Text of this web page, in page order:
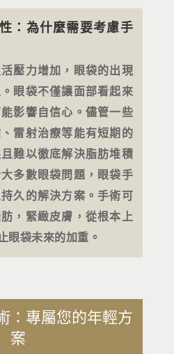
：為什麼需要考慮手
壓力增加，眼袋的出現
眼袋不僅讓面部看起來
影響自信心。儘管一些
雷射治療等能有短期的
難以徹底解決脂肪堆積
多數眼袋問題，眼袋手
久的解決方案。手術可
，緊緻皮膚，從根本上
眼袋未來的加重。
：專屬您的年輕方
案